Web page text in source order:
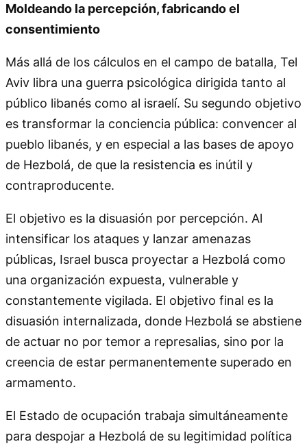
Moldeando la percepción, fabricando el
consentimiento
Más allá de los cálculos en el campo de batalla, Tel
Aviv libra una guerra psicológica dirigida tanto al
público libanés como al israelí. Su segundo objetivo
es transformar la conciencia pública: convencer al
pueblo libanés, y en especial a las bases de apoyo
de Hezbolá, de que la resistencia es inútil y
contraproducente.
El objetivo es la disuasión por percepción. Al
intensificar los ataques y lanzar amenazas
públicas, Israel busca proyectar a Hezbolá como
una organización expuesta, vulnerable y
constantemente vigilada. El objetivo final es la
disuasión internalizada, donde Hezbolá se abstiene
de actuar no por temor a represalias, sino por la
creencia de estar permanentemente superado en
armamento.
El Estado de ocupación trabaja simultáneamente
para despojar a Hezbolá de su legitimidad política